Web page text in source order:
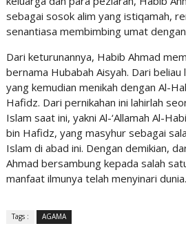
sebagai sosok alim yang istiqamah,
senantiasa membimbing umat
Dari keturunannya, Habib Ahmad
bernama Hubabah Aisyah. Dari beliau
yang kemudian menikah dengan Al-
Hafidz. Dari pernikahan ini lahirlah
Islam saat ini, yakni Al-‘Allamah Al-
bin Hafidz, yang masyhur sebagai
Islam di abad ini. Dengan demikian,
Ahmad bersambung kepada salah
manfaat ilmunya telah menyinari dunia.
Tags : AGAMA